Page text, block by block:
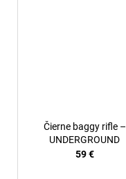
Čierne baggy rifle –
UNDERGROUND
59 €